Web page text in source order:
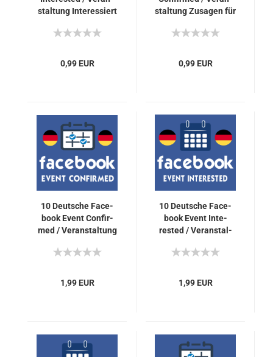
stal­tung In­ter­es­siert
0,99 EUR
stal­tung Zu­sa­gen für
0,99 EUR
10 Deut­sche Face­
book Event Con­fir­
med / Ver­an­stal­tung
1,99 EUR
10 Deut­sche Face­
book Event In­te­
rested / Ver­an­stal­
ga­ben für Dich
1,99 EUR